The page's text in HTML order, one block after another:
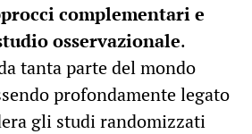
complementari e
osservazionale.
tanta parte del mondo
profondamente legato
gli studi randomizzati